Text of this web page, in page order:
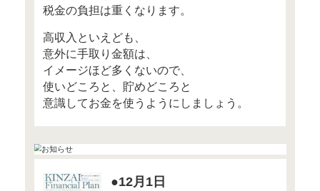
反映している支出が多いこと
例えば、日常の買い物は成城
衣類、バッグ、靴は百貨店で
飲料水用にウォーターサーバ
平均年収の人たちの家計に比